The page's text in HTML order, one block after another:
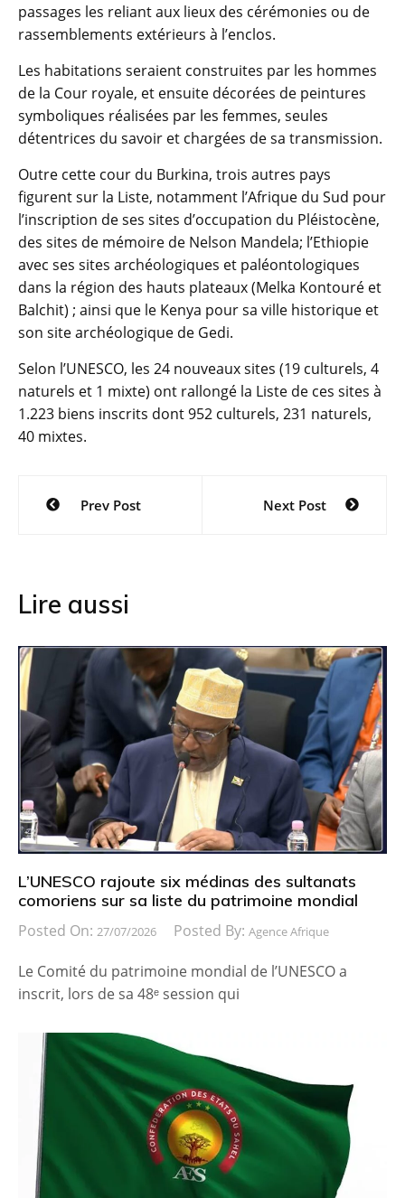
passages les reliant aux lieux des cérémonies ou de
rassemblements extérieurs à l’enclos.
Les habitations seraient construites par les hommes
de la Cour royale, et ensuite décorées de peintures
symboliques réalisées par les femmes, seules
détentrices du savoir et chargées de sa transmission.
Outre cette cour du Burkina, trois autres pays
figurent sur la Liste, notamment l’Afrique du Sud pour
l’inscription de ses sites d’occupation du Pléistocène,
des sites de mémoire de Nelson Mandela; l’Ethiopie
avec ses sites archéologiques et paléontologiques
dans la région des hauts plateaux (Melka Kontouré et
Balchit) ; ainsi que le Kenya pour sa ville historique et
son site archéologique de Gedi.
Selon l’UNESCO, les 24 nouveaux sites (19 culturels, 4
naturels et 1 mixte) ont rallongé la Liste de ces sites à
1.223 biens inscrits dont 952 culturels, 231 naturels,
40 mixtes.
Navigation
Prev Post Next Post
Lire aussi
L’UNESCO rajoute six médinas des sultanats
comoriens sur sa liste du patrimoine mondial
Posted On: 27/07/2026 Posted By: Agence Afrique
Le Comité du patrimoine mondial de l’UNESCO a
inscrit, lors de sa 48ᵉ session qui